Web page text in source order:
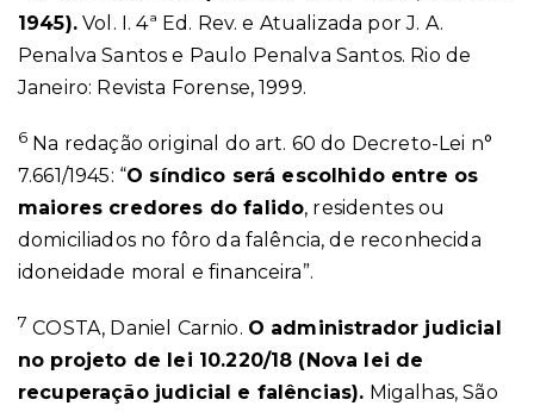
1945).Vol. I. 4ª Ed. Rev. e Atualizada por J. A.
Penalva Santos e Paulo Penalva Santos. Rio de
Janeiro: Revista Forense, 1999.
6 Na redação original do art. 60 do Decreto-Lei n°
7.661/1945: “O síndico será escolhido entre os
maiores credores do falido, residentes ou
domiciliados no fôro da falência, de reconhecida
idoneidade moral e financeira”.
7 COSTA, Daniel Carnio. O administrador judicial
no projeto de lei 10.220/18 (Nova lei de
recuperação judicial e falências). Migalhas, São